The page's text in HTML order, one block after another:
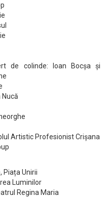
de colinde: Ioan Bocşa şi
Nucă
Artistic Profesionist Crișana
Piața Unirii
Luminilor
Regina Maria